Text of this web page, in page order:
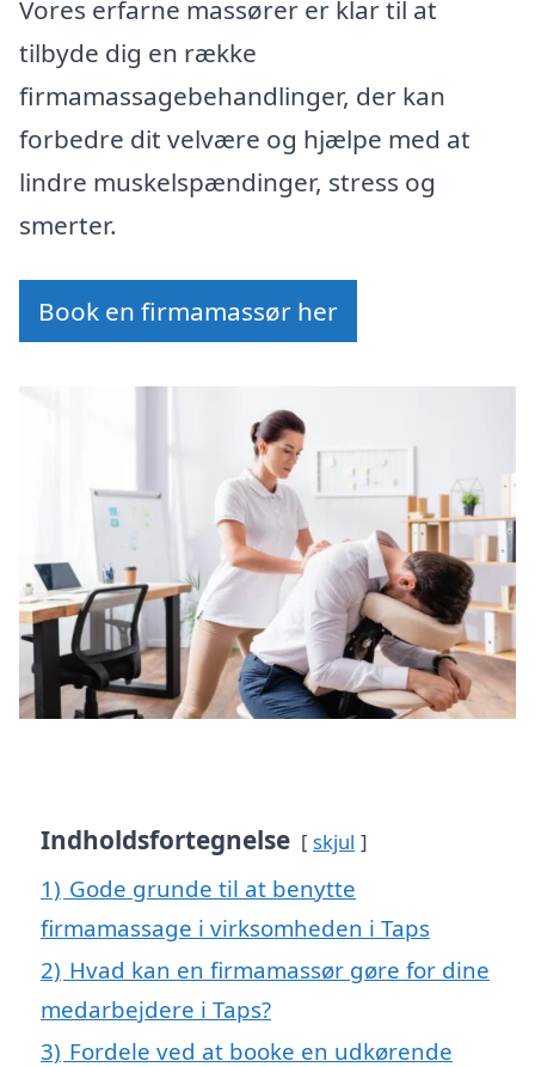
Vores erfarne massører er klar til at
tilbyde dig en række
firmamassagebehandlinger, der kan
forbedre dit velvære og hjælpe med at
lindre muskelspændinger, stress og
smerter.
Book en firmamassør her
Indholdsfortegnelse skjul
1) Gode grunde til at benytte
firmamassage i virksomheden i Taps
2) Hvad kan en firmamassør gøre for dine
medarbejdere i Taps?
3) Fordele ved at booke en udkørende